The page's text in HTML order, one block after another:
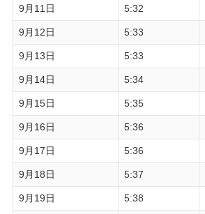
9月11日 5:32
9月12日 5:33
9月13日 5:33
9月14日 5:34
9月15日 5:35
9月16日 5:36
9月17日 5:36
9月18日 5:37
9月19日 5:38